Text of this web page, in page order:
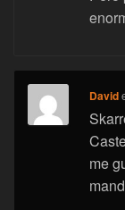
David
me